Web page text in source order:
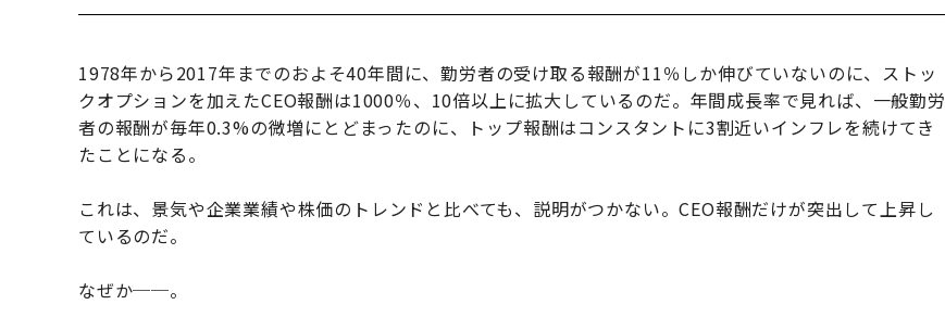
1978年から2017年までのおよそ40年間に、勤労者の受け取る報酬が11％しか伸びていないのに、ストッ
クオプションを加えたCEO報酬は1000％、10倍以上に拡大しているのだ。年間成長率で見れば、一般勤労
者の報酬が毎年0.3%の微増にとどまったのに、トップ報酬はコンスタントに3割近いインフレを続けてき
たことになる。
これは、景気や企業業績や株価のトレンドと比べても、説明がつかない。CEO報酬だけが突出して上昇し
ているのだ。
なぜか──。